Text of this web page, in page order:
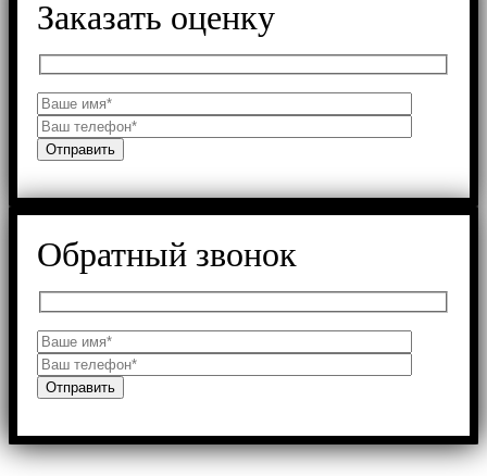
Заказать оценку
Обратный звонок